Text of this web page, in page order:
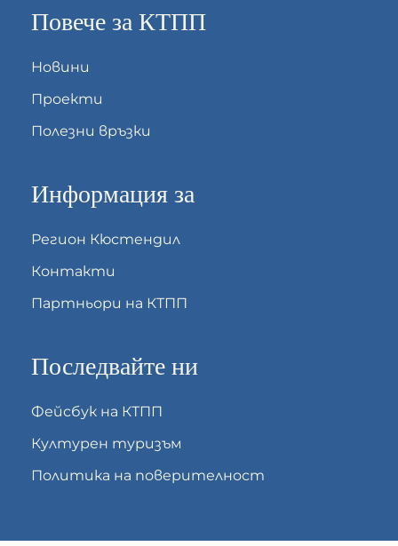
Повече за КТПП
Новини
Проекти
Полезни връзки
Информация за
Регион Кюстендил
Контакти
Партньори на КТПП
Последвайте ни
Фейсбук на КТПП
Културен туризъм
Политика на поверителност